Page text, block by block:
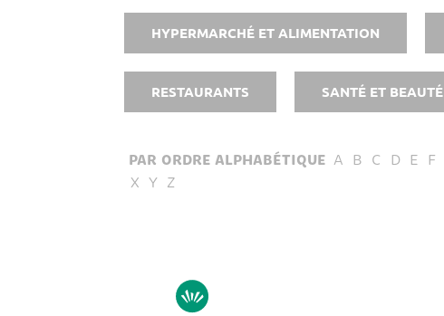
HYPERMARCHÉ ET ALIMENTATION
RESTAURANTS SANTÉ ET BEAUTÉ
PAR ORDRE ALPHABÉTIQUE A B C D E F
X Y Z